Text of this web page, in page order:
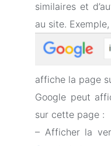
similaires et
au site. Exemple,
affiche la page
Google peut
sur cette page :
– Afficher la